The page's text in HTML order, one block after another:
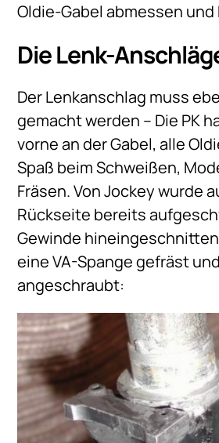
Oldie-Gabel abmessen und
Die Lenk-
Der Lenkanschlag muss
gemacht werden – Die PK
vorne an der Gabel, alle
Spaß beim Schweißen,
Fräsen. Von Jockey wurde
Rückseite bereits
Gewinde
eine VA-Spange gefräst
angeschraubt: